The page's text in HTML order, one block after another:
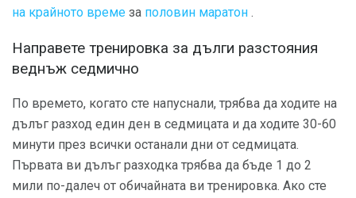
на крайното време за половин маратон .
Направете тренировка за дълги разстояния
веднъж седмично
По времето, когато сте напуснали, трябва да ходите на
дълъг разход един ден в седмицата и да ходите 30-60
минути през всички останали дни от седмицата.
Първата ви дълъг разходка трябва да бъде 1 до 2
мили по-далеч от обичайната ви тренировка. Ако сте